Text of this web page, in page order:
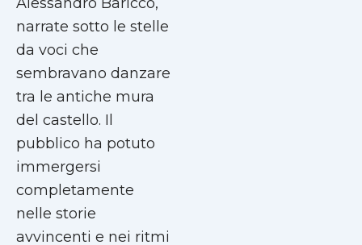
narrate sotto le stelle
da voci che
sembravano danzare
tra le antiche mura
del castello. Il
pubblico ha potuto
immergersi
completamente
nelle storie
avvincenti e nei ritmi